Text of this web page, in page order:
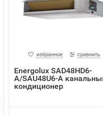
избранное сравнить
Energolux SAD48HD6-
A/SAU48U6-A
кондиционер